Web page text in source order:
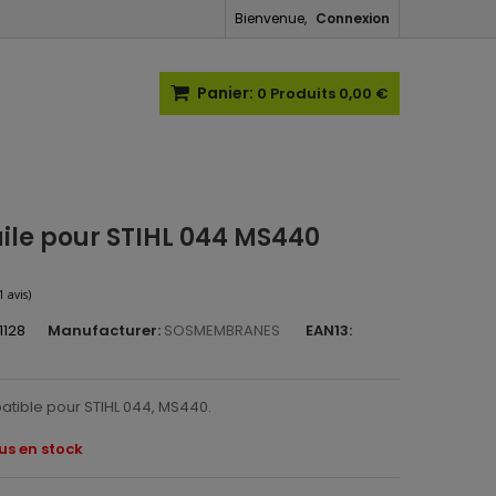
Bienvenue, Connexion
Panier: 0 Produits 0,00 €
pour STIHL 044 MS440
Manufacturer: SOSMEMBRANES EAN13:
pour STIHL 044, MS440.
en stock